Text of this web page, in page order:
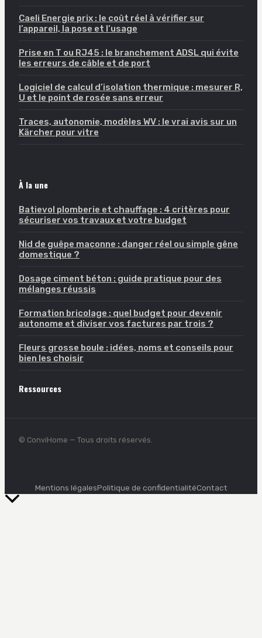
Caeli Energie prix : le coût réel à vérifier sur
l’appareil, la pose et l’usage
Prise en T ou RJ45 : le branchement ADSL qui évite
les erreurs de câble et de port
Logiciel de calcul d’isolation thermique : mesurer R,
U et le point de rosée sans erreur
Traces, autonomie, modèles WV : le vrai avis sur un
Kärcher pour vitre
À la une
Batievol plomberie et chauffage : 4 critères pour
sécuriser vos travaux et votre budget
Nid de guêpe maçonne : danger réel ou simple gêne
domestique ?
Dosage ciment béton : guide pratique pour des
mélanges réussis
Formation bricolage : quel budget pour devenir
autonome et diviser vos factures par trois ?
Fleurs grosse boule : idées, noms et conseils pour
bien les choisir
Ressources
© ConviHome — Tous droits réservés.
Mentions légalesPolitique de confidentialitéContact